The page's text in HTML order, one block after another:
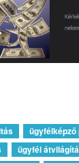
ügyfélképző
ügyfél